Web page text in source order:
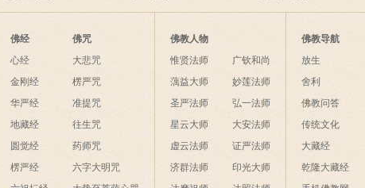
佛经
心经
金刚经
华严经
地藏经
圆觉经
楞严经
佛咒
大悲咒
楞严咒
准提咒
往生咒
药师咒
六字大明咒
佛教人物
惟贤法师
蕅益大师
圣严法师
星云大师
虚云法师
济群法师
广钦和尚
妙莲法师
弘一法师
大安法师
证严法师
印光大师
佛教导航
放生
舍利
佛教问答
传统文化
大藏经
乾隆大藏经